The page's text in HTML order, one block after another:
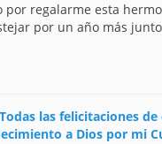
por regalarme esta
por un año más
Todas las felicitaciones
a Dios por mi